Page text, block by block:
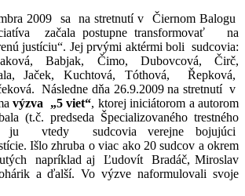
2009 sa na stretnutí v Čiernom Balogu
začala postupne transformovať na
justíciu“. Jej prvými aktérmi boli sudcovia:
Babjak, Čimo, Dubovcová, Čirč,
Jaček, Kuchtová, Tóthová, Řepková,
Následne dňa 26.9.2009 na stretnutí v
výzva „5 viet“, ktorej iniciátorom a autorom
(t.č. predseda Špecializovaného trestného
ju vtedy sudcovia verejne bojujúci
Išlo zhruba o viac ako 20 sudcov a okrem
napríklad aj Ľudovít Bradáč, Miroslav
a ďalší. Vo výzve naformulovali svoje